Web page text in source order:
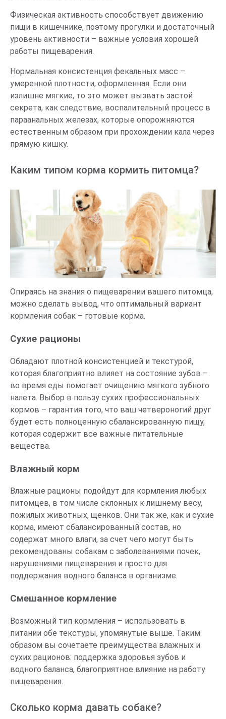
Физическая активность способствует движению
пищи в кишечнике, поэтому прогулки и достаточный
уровень активности – важные условия хорошей
работы пищеварения.
Нормальная консистенция фекальных масс –
умеренной плотности, оформленная. Если они
излишне мягкие, то это может вызвать застой
секрета, как следствие, воспалительный процесс в
параанальных железах, которые опорожняются
естественным образом при прохождении кала через
прямую кишку.
Каким типом корма кормить питомца?
Опираясь на знания о пищеварении вашего питомца,
можно сделать вывод, что оптимальный вариант
кормления собак – готовые корма.
Сухие рационы
Обладают плотной консистенцией и текстурой,
которая благоприятно влияет на состояние зубов –
во время еды помогает очищению мягкого зубного
налета. Выбор в пользу сухих профессиональных
кормов – гарантия того, что ваш четвероногий друг
будет есть полноценную сбалансированную пищу,
которая содержит все важные питательные
вещества.
Влажный корм
Влажные рационы подойдут для кормления любых
питомцев, в том числе склонных к лишнему весу,
пожилых животных, щенков. Они так же, как и сухие
корма, имеют сбалансированный состав, но
содержат много влаги, за счет чего могут быть
рекомендованы собакам с заболеваниями почек,
нарушениями пищеварения и просто для
поддержания водного баланса в организме.
Смешанное кормление
Возможный тип кормления – использовать в
питании обе текстуры, упомянутые выше. Таким
образом вы сочетаете преимущества влажных и
сухих рационов: поддержка здоровья зубов и
водного баланса, благоприятное влияние на работу
пищеварения.
Сколько корма давать собаке?